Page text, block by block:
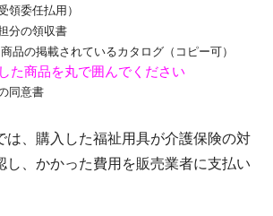
領委任払用）
分の領収書
品の掲載されているカタログ（コピー可）
た商品を丸で囲んでください
同意書
は、購入した福祉用具が介護保険の対
し、かかった費用を販売業者に支払い